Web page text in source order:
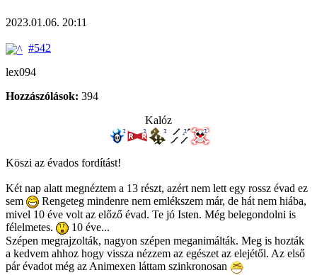
2023.01.06. 20:11
#542
lex094
Hozzászólások: 394
Kalóz
Köszi az évados fordítást!
Két nap alatt megnéztem a 13 részt, azért nem lett egy rossz évad ez
sem
Rengeteg mindenre nem emlékszem már, de hát nem hiába,
mivel 10 éve volt az előző évad. Te jó Isten. Még belegondolni is
félelmetes.
10 éve...
Szépen megrajzolták, nagyon szépen meganimálták. Meg is hozták
a kedvem ahhoz hogy vissza nézzem az egészet az elejétől. Az első
pár évadot még az Animexen láttam szinkronosan